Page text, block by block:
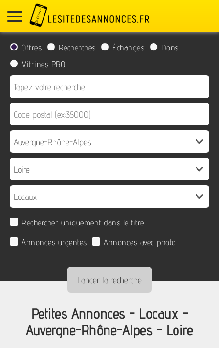
Offres Recherches Échanges
Dons
Vitrines PRO
Rechercher uniquement dans le titre
Annonces urgentes
Annonces avec photo
Petites Annonces - Locaux -
Auvergne-Rhône-Alpes - Loire